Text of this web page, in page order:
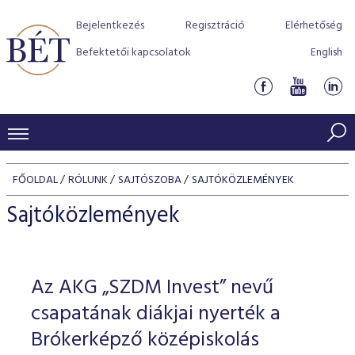
Bejelentkezés Regisztráció
Elérhetőség
Befektetői kapcsolatok
English
KERESKEDÉSI ADATOK
INDEXEK
Jelzáloglevél indexek
Vállalati kötvény indexek
Azonnali Piac
Részvények
Származékos piac
BEFEKTETŐK
Részvény szekció
Hitelpapír szekció
BÉT szabályzatok
Befektetővédelem
Alkalmazott díjstruktúra
Elszámolás
Részvény és vállalati kötvény tőzsdei bevezetését
program
BÉT Xtend - Részvénypiac egyszerűen
TŐZSDETAGOK
Tőzsdetagok, üzletkötők
VENDOROK
FŐOLDAL RÓLUNK SAJTÓSZOBA SAJTÓKÖZLEMÉNYEK
Sajtóközlemények
Az AKG „SZDM Invest” nevű
csapatának diákjai nyerték a
Brókerképző középiskolás